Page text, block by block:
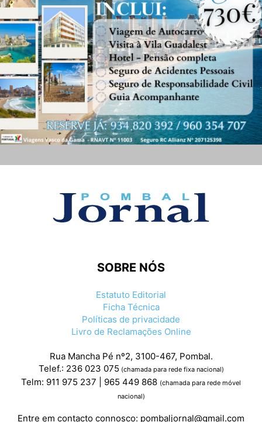
SOBRE NÓS
Estatuto Editorial
Ficha Técnica
Políticas de privacidade
Livro de Reclamações Online
Rua Mancha Pé nº2, 3100-467, Pombal.
Telef.: 236 023 075 (chamada para rede fixa nacional)
Telm: 911 975 237 | 965 449 868 (chamada para rede móvel
nacional)
Entre em contacto connosco: pombaljornal@gmail.com